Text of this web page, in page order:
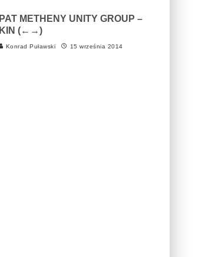
PAT METHENY UNITY GROUP –
KIN (←→)
Konrad Puławski 15 września 2014